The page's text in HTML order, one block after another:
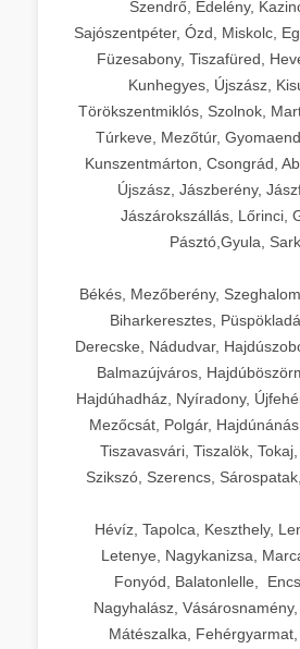
Szendrő, Edelény,
Sajószentpéter, Ózd, Miskolc,
Füzesabony, Tiszafüred,
Kunhegyes, Újszász,
Törökszentmiklós, Szolnok,
Túrkeve, Mezőtúr,
Kunszentmárton, Csongrád,
Újszász, Jászberény,
Jászárokszállás, Lőrinci,
Pásztó,Gyula,
Békés, Mezőberény,
Biharkeresztes,
Derecske, Nádudvar,
Balmazújváros,
Hajdúhadház, Nyíradony,
Mezőcsát, Polgár,
Tiszavasvári, Tiszalök, Tokaj,
Szikszó, Szerencs,
Hévíz, Tapolca, Keszthely,
Letenye, Nagykanizsa,
Fonyód, Balatonlelle,
Nagyhalász,
Mátészalka, Fehérgyarmat,